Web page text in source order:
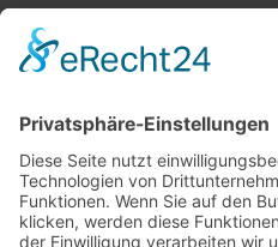
Farben, Tapeten, Bodenbeläge:
Mo. – Fr. 8:00 – 18:00 Uhr
Hobby- und Künstlerbedarf:
Mo., Mi., Fr. 10:00 – 15:00 Uhr
Di., Do. 13:00 – 18:00 Uhr
Sa. 9:00 – 12:00 Uhr